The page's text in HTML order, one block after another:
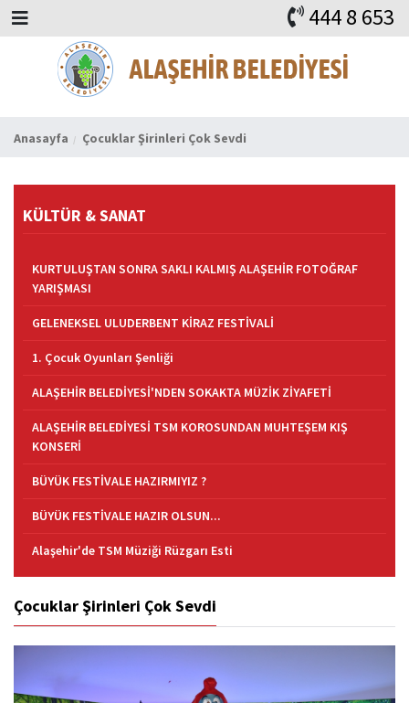
444 8 653
BAŞKAN
ALAŞEHİR
HABERLER
İHALELER
DUYURULAR
KURUMSAL
ALAŞEHİR
FAYDALI ADRESLER
iLETİŞİM
Anasayfa Çocuklar Şirinleri Çok Sevdi
KÜLTÜR & SANAT
KURTULUŞTAN SONRA SAKLI KALMIŞ ALAŞEHİR FOTOĞRAF
YARIŞMASI
GELENEKSEL ULUDERBENT KİRAZ FESTİVALİ
1. Çocuk Oyunları Şenliği
ALAŞEHİR BELEDİYESİ'NDEN SOKAKTA MÜZİK ZİYAFETİ
ALAŞEHİR BELEDİYESİ TSM KOROSUNDAN MUHTEŞEM KIŞ
KONSERİ
BÜYÜK FESTİVALE HAZIRMIYIZ ?
BÜYÜK FESTİVALE HAZIR OLSUN...
Alaşehir'de TSM Müziği Rüzgarı Esti
Çocuklar Şirinleri Çok Sevdi